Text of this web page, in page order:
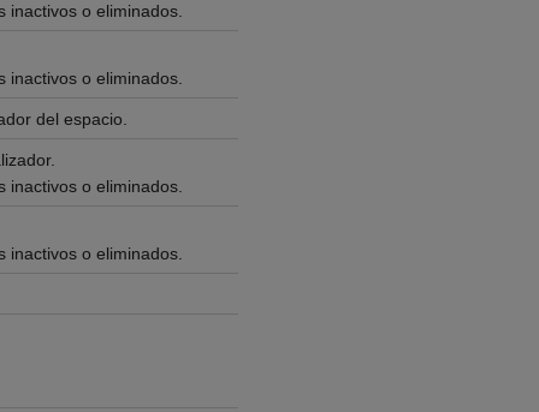
inactivos o eliminados.
inactivos o eliminados.
del espacio.
inactivos o eliminados.
inactivos o eliminados.